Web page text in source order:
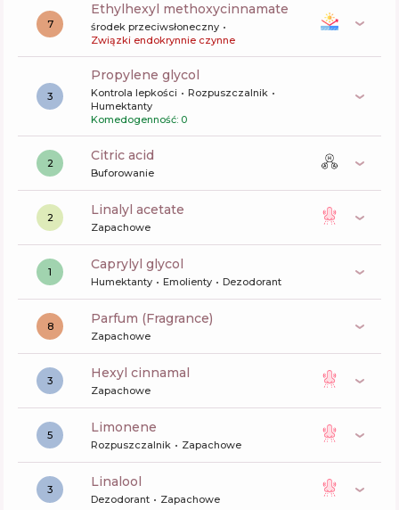
7
ethylhexyl methoxycinnamate
środek przeciwsłoneczny
Związki endokrynnie czynne
3
propylene glycol
Kontrola lepkości
Rozpuszczalnik
Humektanty
Komedogenność: 0
2 citric acid
Buforowanie
2 linalyl acetate
Zapachowe
1 caprylyl glycol
Humektanty Emolienty Dezodorant
8 Parfum (Fragrance)
Zapachowe
3 hexyl cinnamal
Zapachowe
5 limonene
Rozpuszczalnik Zapachowe
3 linalool
Dezodorant Zapachowe